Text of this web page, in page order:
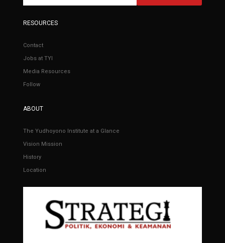
RESOURCES
Contact
Jobs at TYI
Media Resources
Follow
ABOUT
The Yudhoyono Institute at a Glance
Vision Mission
History
Location